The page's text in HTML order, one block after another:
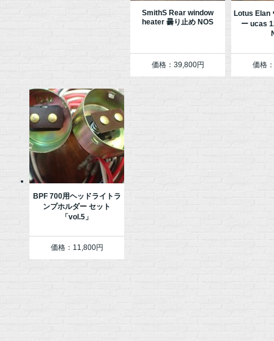
SmithS Rear window
heater 曇り止め NOS
価格：39,800円
Lotus Elan
ー ucas
価格
BPF 700用ヘッドライトラ
ンプホルダー セット
「vol.5」
価格：11,800円